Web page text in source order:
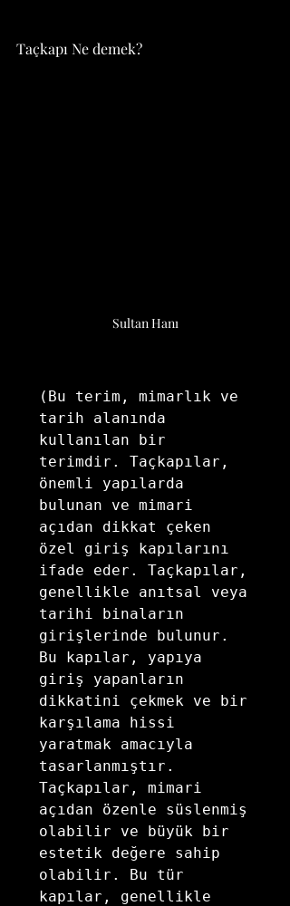
Taçkapı Ne demek?
Sultan Hanı
(Bu terim, mimarlık ve
tarih alanında
kullanılan bir
terimdir. Taçkapılar,
önemli yapılarda
bulunan ve mimari
açıdan dikkat çeken
özel giriş kapılarını
ifade eder. Taçkapılar,
genellikle anıtsal veya
tarihi binaların
girişlerinde bulunur.
Bu kapılar, yapıya
giriş yapanların
dikkatini çekmek ve bir
karşılama hissi
yaratmak amacıyla
tasarlanmıştır.
Taçkapılar, mimari
açıdan özenle süslenmiş
olabilir ve büyük bir
estetik değere sahip
olabilir. Bu tür
kapılar, genellikle